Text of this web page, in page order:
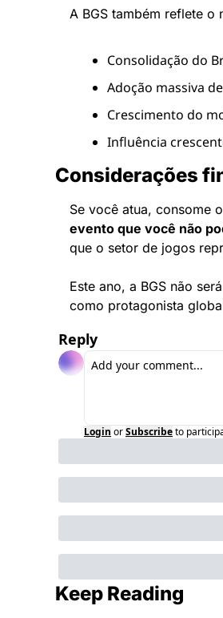
A BGS também reflete o
Consolidação do
Adoção massiva
Crescimento do
Influência
Considerações
Se você atua, consome
evento que você não
que o setor de jogos
Este ano, a BGS não
como protagonista
Reply
Login orSubscribeto
Keep Reading